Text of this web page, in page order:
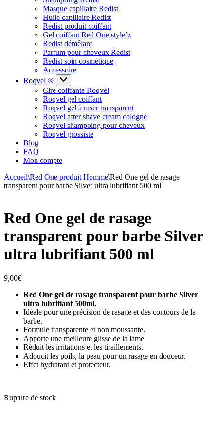
Masque capillaire Redist
Huile capillaire Redist
Redist produit coiffant
Gel coiffant Red One style’z
Redist démêlant
Parfum pour cheveux Redist
Redist soin cosmétique
Accessoire
Roqvel ®
Cire coiffante Roqvel
Roqvel gel coiffant
Roqvel gel à raser transparent
Roqvel after shave cream cologne
Roqvel shampoing pour cheveux
Roqvel grossiste
Blog
FAQ
Mon compte
Accueil\Red One produit Homme\Red One gel de rasage
transparent pour barbe Silver ultra lubrifiant 500 ml
Red One gel de rasage
transparent pour barbe Silver
ultra lubrifiant 500 ml
9,00€
Red One gel de rasage transparent pour barbe Silver
ultra lubrifiant 500ml.
Idéale pour une précision de rasage et des contours de la
barbe.
Formule transparente et non moussante.
Apporte une meilleure glisse de la lame.
Réduit les irritations et les tiraillements.
Adoucit les poils, la peau pour un rasage en douceur.
Effet hydratant et protecteur.
Rupture de stock